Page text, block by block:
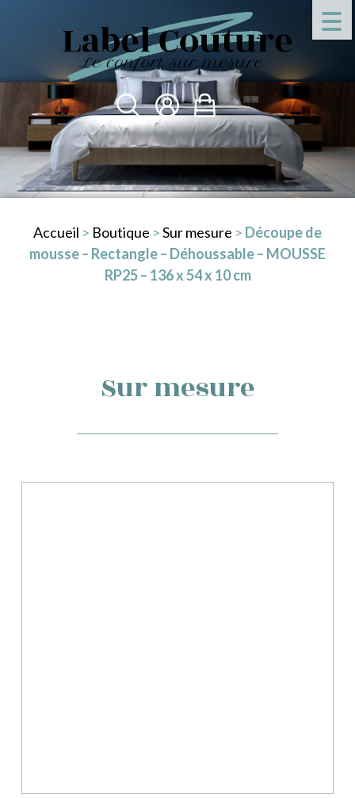
Accueil > Boutique >Sur mesure > Découpe de
mousse – Rectangle – Déhoussable – MOUSSE
RP25 – 136 x 54 x 10 cm
Sur mesure